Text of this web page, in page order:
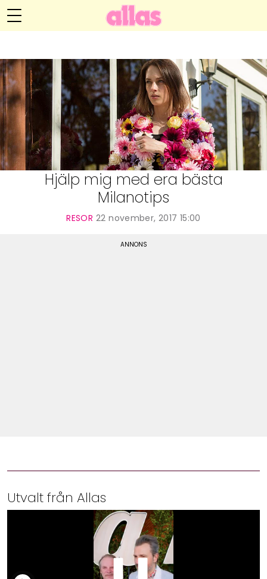
Hälsa
Relationer
Handarbete
Anna María Larssons blogg
Hem
Om Anna María
Kategorier
Arkiv
Kontakt
Hjälp mig med era bästa
Milanotips
RESOR 22 november, 2017 15:00
Utvalt från Allas